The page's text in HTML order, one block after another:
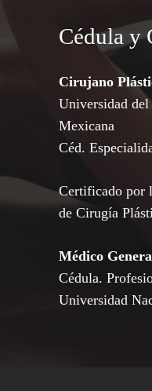
Cédula y
Cirujano
Universidad
Mexicana
Céd.
Certificado por
de Cirugía
Médico
Cédula.
Universidad